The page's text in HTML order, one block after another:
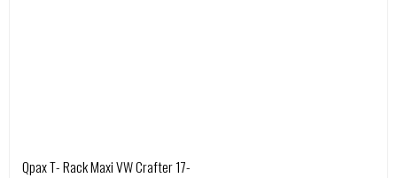
Qpax T- Rack Maxi VW Crafter 17-